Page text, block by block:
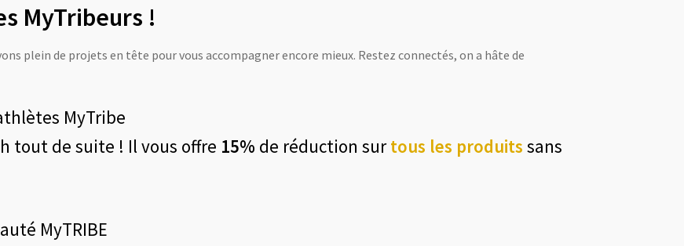
MyTribeurs !
plein de projets en tête pour vous accompagner encore mieux. Restez connectés, on a hâte de
MyTribe
tout de suite ! Il vous offre 15% de réduction surtous les produits sans
MyTRIBE